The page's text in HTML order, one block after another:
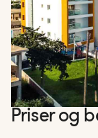
Vis billeder
Priser og